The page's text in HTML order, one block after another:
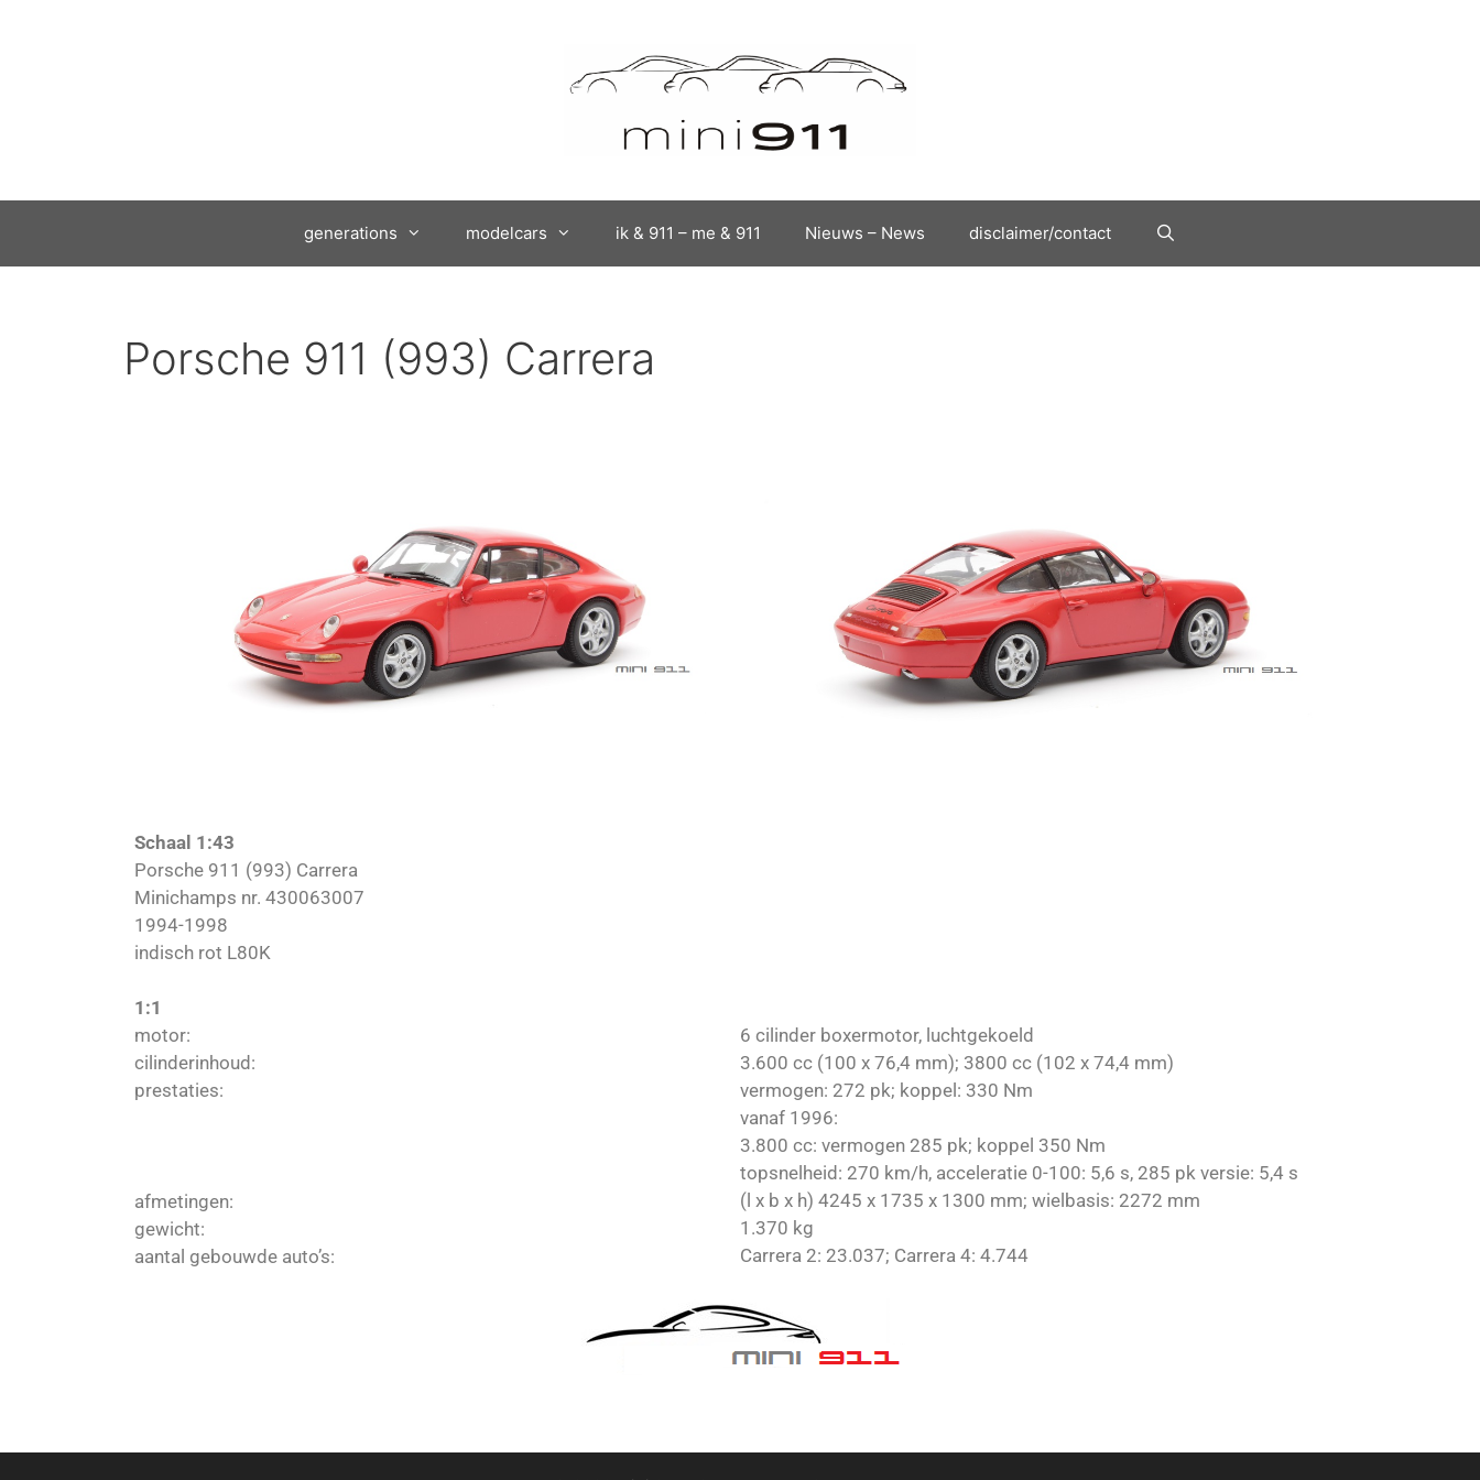
generations modelcars ik & 911 – me & 911 Nieuws – News disclaimer/contact
Porsche 911 (993) Carrera
Schaal 1:43
Porsche 911 (993) Carrera
Minichamps nr. 430063007
1994-1998
indisch rot L80K
1:1
motor:
cilinderinhoud:
prestaties:
afmetingen:
gewicht:
aantal gebouwde auto’s:
6 cilinder boxermotor, luchtgekoeld
3.600 cc (100 x 76,4 mm); 3800 cc (102 x 74,4 mm)
vermogen: 272 pk; koppel: 330 Nm
vanaf 1996:
3.800 cc: vermogen 285 pk; koppel 350 Nm
topsnelheid: 270 km/h, acceleratie 0-100: 5,6 s, 285 pk versie: 5,4 s
(l x b x h) 4245 x 1735 x 1300 mm; wielbasis: 2272 mm
1.370 kg
Carrera 2: 23.037; Carrera 4: 4.744